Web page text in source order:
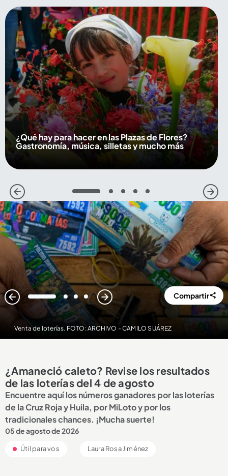
¿Qué hay para hacer en las Plazas de Flores?
Gastronomía, música, silletas y mucho más
1 2 3 4 5
Venta de loterías. FOTO: ARCHIVO - CAMILO SUÁREZ
1 2 3 4 Compartir
¿Amaneció caleto? Revise los resultados
de las loterías del 4 de agosto
Encuentre aquí los números ganadores por las loterías
de la Cruz Roja y Huila, por MiLoto y por los
tradicionales chances. ¡Mucha suerte!
05 de agosto de 2026
Útil para vos Laura Rosa Jiménez